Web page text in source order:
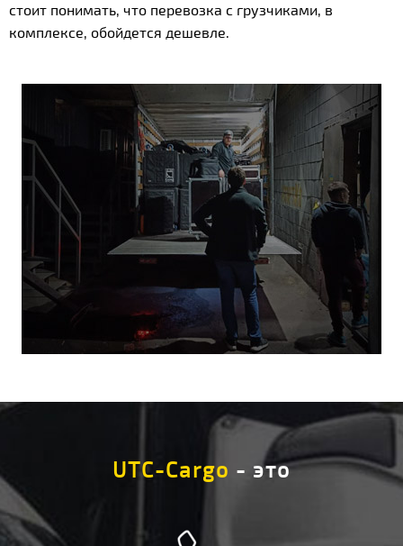
стоит понимать, что перевозка с грузчиками, в
комплексе, обойдется дешевле.
UTC-Cargo - это